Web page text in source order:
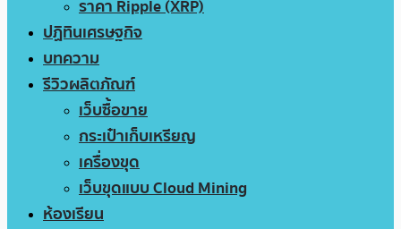
ราคา Ripple (XRP)
ปฏิทินเศรษฐกิจ
บทความ
รีวิวผลิตภัณฑ์
เว็บซื้อขาย
กระเป๋าเก็บเหรียญ
เครื่องขุด
เว็บขุดแบบ Cloud Mining
ห้องเรียน